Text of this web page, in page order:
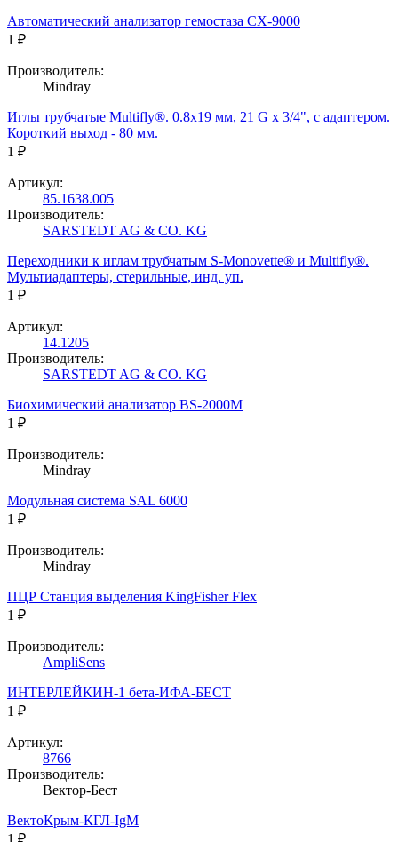
Автоматический анализатор гемостаза CX-9000
1 ₽
Производитель:
Mindray
Иглы трубчатые Multifly®. 0.8х19 мм, 21 G x 3/4", с адаптером.
Короткий выход - 80 мм.
1 ₽
Артикул:
85.1638.005
Производитель:
SARSTEDT AG & CO. KG
Переходники к иглам трубчатым S-Monovette® и Multifly®.
Мультиадаптеры, стерильные, инд. уп.
1 ₽
Артикул:
14.1205
Производитель:
SARSTEDT AG & CO. KG
Биохимический анализатор BS-2000M
1 ₽
Производитель:
Mindray
Модульная система SAL 6000
1 ₽
Производитель:
Mindray
ПЦР Станция выделения KingFisher Flex
1 ₽
Производитель:
AmpliSens
ИНТЕРЛЕЙКИН-1 бета-ИФА-БЕСТ
1 ₽
Артикул:
8766
Производитель:
Вектор-Бест
ВектоКрым-КГЛ-IgM